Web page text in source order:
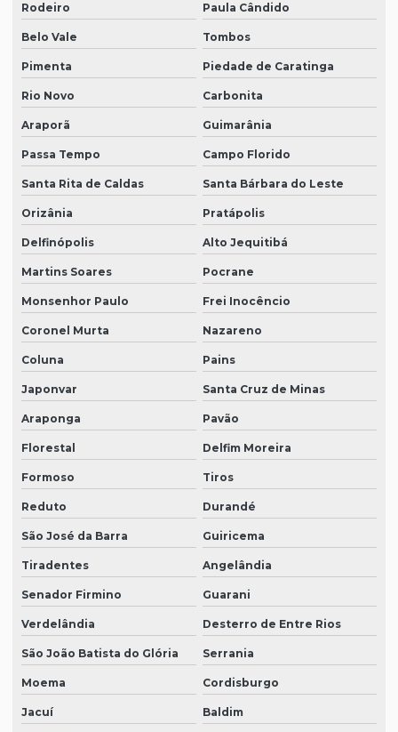
Rodeiro Paula Cândido
Belo Vale Tombos
Pimenta Piedade de Caratinga
Rio Novo Carbonita
Araporã Guimarânia
Passa Tempo Campo Florido
Santa Rita de Caldas Santa Bárbara do Leste
Orizânia Pratápolis
Delfinópolis Alto Jequitibá
Martins Soares Pocrane
Monsenhor Paulo Frei Inocêncio
Coronel Murta Nazareno
Coluna Pains
Japonvar Santa Cruz de Minas
Araponga Pavão
Florestal Delfim Moreira
Formoso Tiros
Reduto Durandé
São José da Barra Guiricema
Tiradentes Angelândia
Senador Firmino Guarani
Verdelândia Desterro de Entre Rios
São João Batista do Glória Serrania
Moema Cordisburgo
Jacuí Baldim